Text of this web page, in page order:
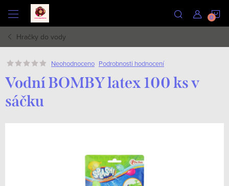
obsah
Hračky do vody
Neohodnoceno Podrobnosti hodnocení
Vodní BOMBY latex 100 ks v
sáčku